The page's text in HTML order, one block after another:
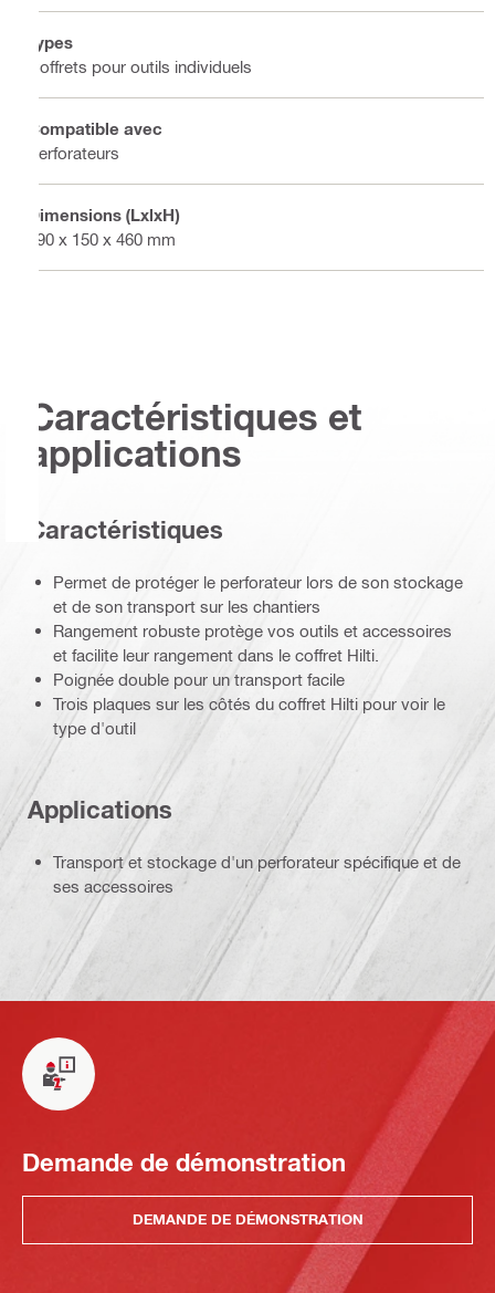
Types
Coffrets pour outils individuels
Compatible avec
Perforateurs
Dimensions (LxlxH)
590 x 150 x 460 mm
Caractéristiques et
applications
Caractéristiques
Permet de protéger le perforateur lors de son stockage
et de son transport sur les chantiers
Rangement robuste protège vos outils et accessoires
et facilite leur rangement dans le coffret Hilti.
Poignée double pour un transport facile
Trois plaques sur les côtés du coffret Hilti pour voir le
type d'outil
Applications
Transport et stockage d'un perforateur spécifique et de
ses accessoires
Demande de démonstration
DEMANDE DE DÉMONSTRATION